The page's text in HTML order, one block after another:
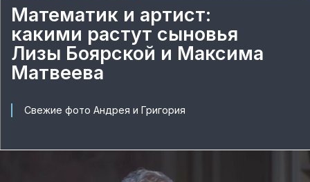
Математик и артист:
какими растут сыновья
Лизы Боярской и Максима
Матвеева
Свежие фото Андрея и Григория